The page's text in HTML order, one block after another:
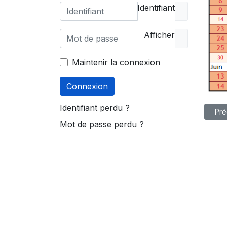
Identifiant
Afficher
Maintenir la connexion
Connexion
Identifiant perdu ?
Mot de passe perdu ?